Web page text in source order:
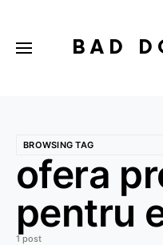
BAD
BROWSING TAG
ofera
pentru
1 post